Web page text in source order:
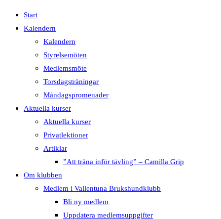
Start
Kalendern
Kalendern
Styrelsemöten
Medlemsmöte
Torsdagsträningar
Måndagspromenader
Aktuella kurser
Aktuella kurser
Privatlektioner
Artiklar
”Att träna inför tävling” – Camilla Grip
Om klubben
Medlem i Vallentuna Brukshundklubb
Bli ny medlem
Uppdatera medlemsuppgifter